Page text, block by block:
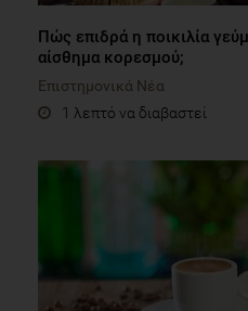
Πώς επιδρά η ποικιλία
αίσθημα κορεσμού;
Επιστημονικά Νέα
1 λεπτό να διαβαστεί